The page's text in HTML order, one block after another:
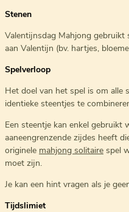
Stenen
Valentijnsdag Mahjong gebruikt
aan Valentijn (bv. hartjes,
Spelverloop
Het doel van het spel is om alle
identieke steentjes te
Een steentje kan enkel gebruikt
aaneengrenzende zijdes heeft
originele mahjong solitaire spel
moet zijn.
Je kan een hint vragen als je
Tijdslimiet